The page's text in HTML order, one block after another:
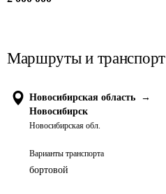
Маршруты и транспорт
Новосибирская область
→
Новосибирск
Новосибирская обл.
Варианты транспорта
бортовой